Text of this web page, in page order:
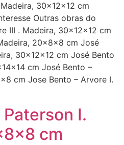
30x12x12 cm
Outras obras do
III . Madeira, 30x12x12 cm
20x8x8 cm José
30x12x12 cm José Bento
cm José Bento –
cm Jose Bento – Arvore I.
I.
cm